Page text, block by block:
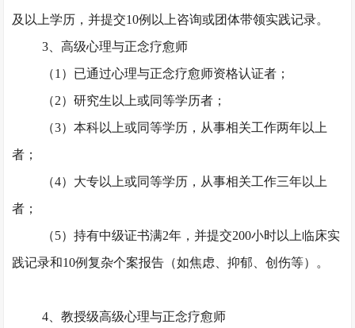
及以上学历，并提交10例以上咨询或团体带领实践记录。
3、高级心理与正念疗愈师
（1）已通过心理与正念疗愈师资格认证者；
（2）研究生以上或同等学历者；
（3）本科以上或同等学历，从事相关工作两年以上
者；
（4）大专以上或同等学历，从事相关工作三年以上
者；
（5）持有中级证书满2年，并提交200小时以上临床实
践记录和10例复杂个案报告（如焦虑、抑郁、创伤等）。
4、教授级高级心理与正念疗愈师